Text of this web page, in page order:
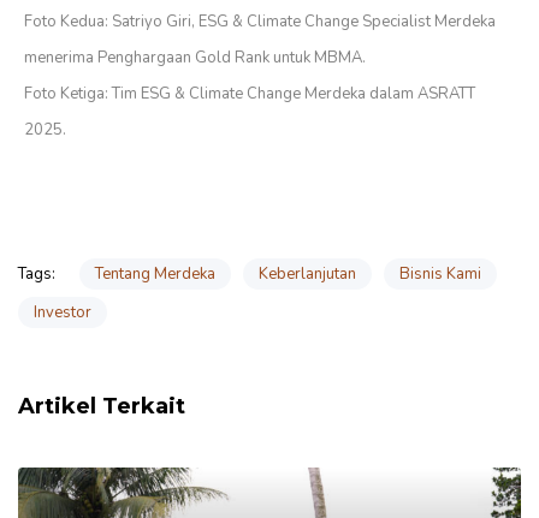
Foto Kedua: Satriyo Giri, ESG & Climate Change Specialist Merdeka
menerima Penghargaan Gold Rank untuk MBMA.
Foto Ketiga: Tim ESG & Climate Change Merdeka dalam ASRATT
2025.
Tags: Tentang Merdeka Keberlanjutan
Bisnis Kami
Investor
Artikel Terkait